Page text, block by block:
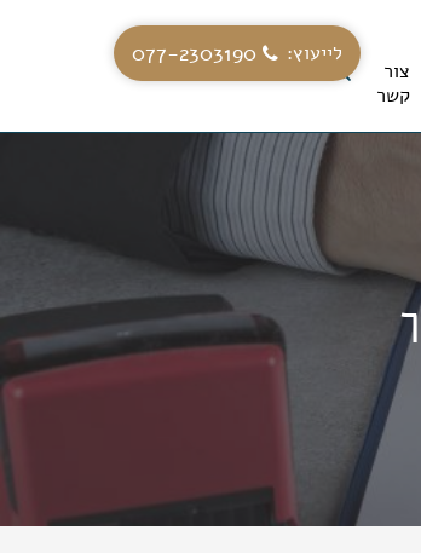
צור
קשר
לייעוץ: 077-2303190